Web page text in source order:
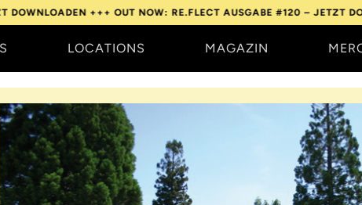
+++OUT NOW: RE.FLECT AUSGABE #120 – JETZT
LOCATIONS MAGAZIN